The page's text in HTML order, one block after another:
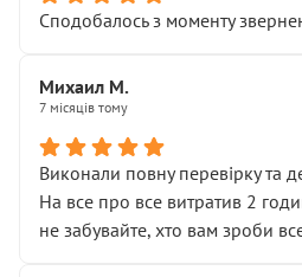
Сподобалось з моменту
Михаил М.
7 місяців тому
Виконали повну перевірку та
На все про все витратив 2
не забувайте, хто вам зроби